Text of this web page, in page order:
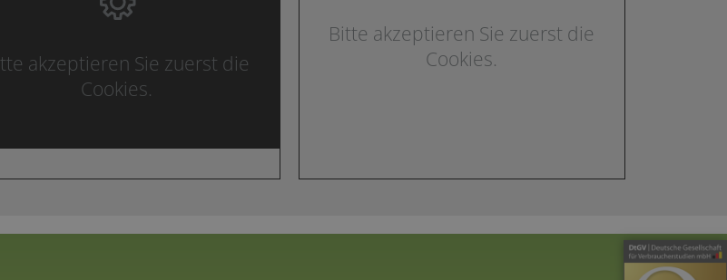
akzeptieren Sie zuerst die
Cookies.
Bitte akzeptieren Sie zuerst die
Cookies.